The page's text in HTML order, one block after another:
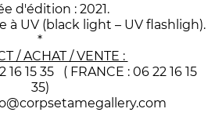
d'édition : 2021.
à UV (black light – UV flashligh).
*
/ ACHAT / VENTE :
16 15 35 ( FRANCE : 06 22 16 15
35)